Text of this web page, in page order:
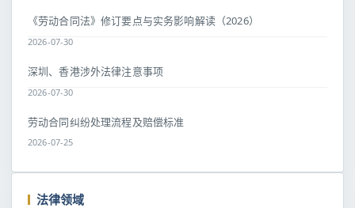
《劳动合同法》修订要点与实务影响解读（2026）
2026-07-30
深圳、香港涉外法律注意事项
2026-07-30
劳动合同纠纷处理流程及赔偿标准
2026-07-25
法律领域